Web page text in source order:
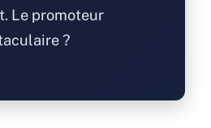
Le promoteur
?